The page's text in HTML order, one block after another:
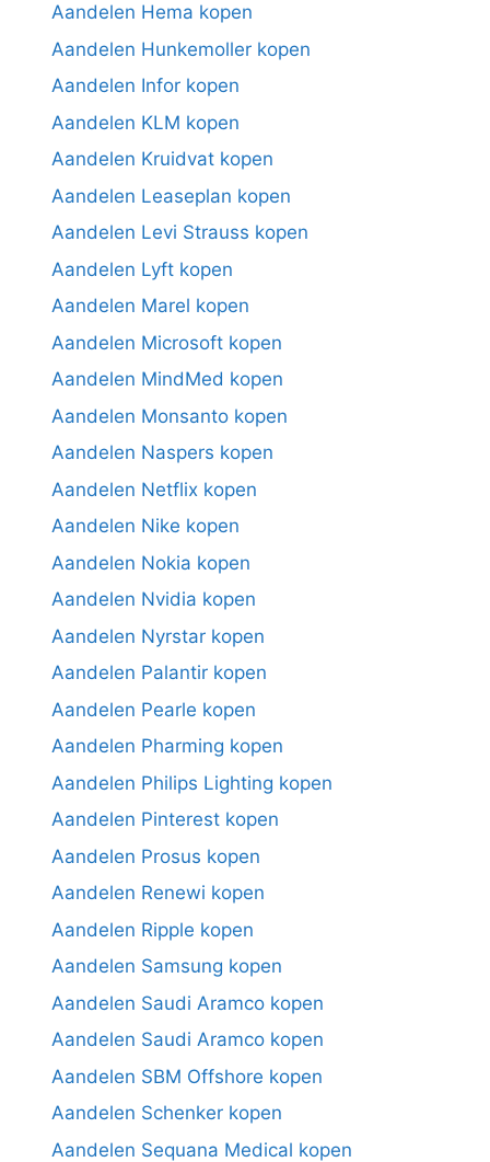
Aandelen Hema kopen
Aandelen Hunkemoller kopen
Aandelen Infor kopen
Aandelen KLM kopen
Aandelen Kruidvat kopen
Aandelen Leaseplan kopen
Aandelen Levi Strauss kopen
Aandelen Lyft kopen
Aandelen Marel kopen
Aandelen Microsoft kopen
Aandelen MindMed kopen
Aandelen Monsanto kopen
Aandelen Naspers kopen
Aandelen Netflix kopen
Aandelen Nike kopen
Aandelen Nokia kopen
Aandelen Nvidia kopen
Aandelen Nyrstar kopen
Aandelen Palantir kopen
Aandelen Pearle kopen
Aandelen Pharming kopen
Aandelen Philips Lighting kopen
Aandelen Pinterest kopen
Aandelen Prosus kopen
Aandelen Renewi kopen
Aandelen Ripple kopen
Aandelen Samsung kopen
Aandelen Saudi Aramco kopen
Aandelen Saudi Aramco kopen
Aandelen SBM Offshore kopen
Aandelen Schenker kopen
Aandelen Sequana Medical kopen